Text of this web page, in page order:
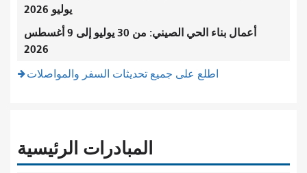
يوليو 2026
أعمال بناء الحي الصيني: من 30 يوليو إلى 9 أغسطس
2026
اطلع على جميع تحديثات السفر والمواصلات
المبادرات الرئيسية